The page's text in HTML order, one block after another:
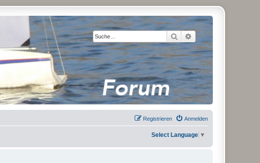
Suche Erweiterte Suche
Anmelden
Registrieren
Select Language ▼